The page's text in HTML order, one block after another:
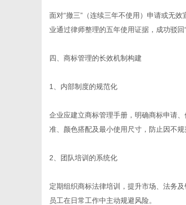
面对“撤三”（连续三年不使用）申请或无
业通过律师整理的五年使用证据，成功驳回
四、商标管理的长效机制构建
1、内部制度的规范化
企业应建立商标管理手册，明确商标申请
准、颜色搭配及最小使用尺寸，防止因不规
2、团队培训的系统化
定期组织商标法律培训，提升市场、法务
员工在日常工作中主动规避风险。